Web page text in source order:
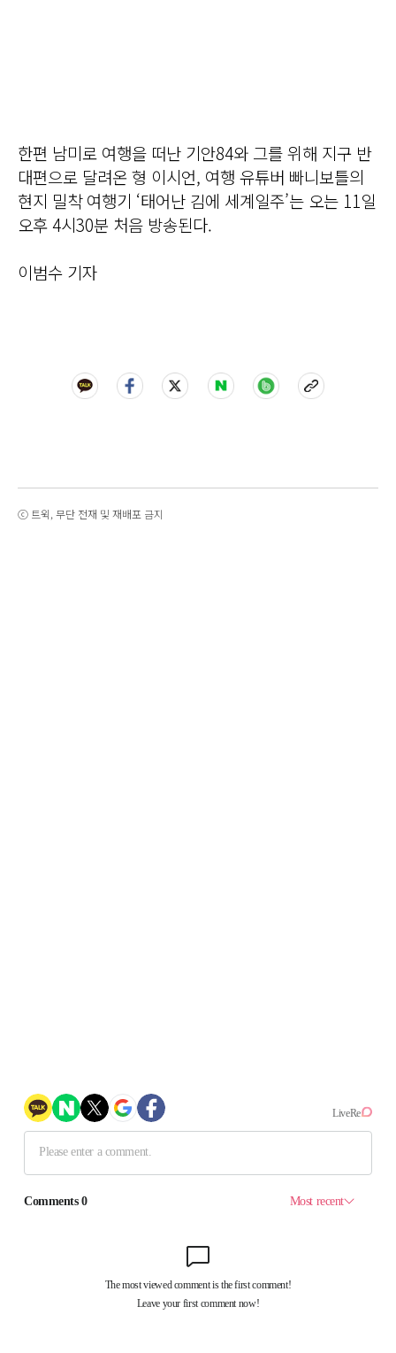
한편 남미로 여행을 떠난 기안84와 그를 위해 지구 반
대편으로 달려온 형 이시언, 여행 유튜버 빠니보틀의
현지 밀착 여행기 ‘태어난 김에 세계일주’는 오는 11일
오후 4시30분 처음 방송된다.
이범수 기자
ⓒ 트윅, 무단 전재 및 재배포 금지